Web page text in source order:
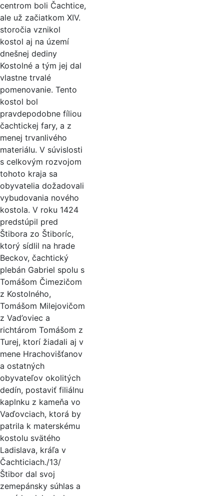
centrom boli Čachtice,
ale už začiatkom XIV.
storočia vznikol
kostol aj na území
dnešnej dediny
Kostolné a tým jej dal
vlastne trvalé
pomenovanie. Tento
kostol bol
pravdepodobne fíliou
čachtickej fary, a z
menej trvanlivého
materiálu. V súvislosti
s celkovým rozvojom
tohoto kraja sa
obyvatelia dožadovali
vybudovania nového
kostola. V roku 1424
predstúpil pred
Štibora zo Štiboríc,
ktorý sídlil na hrade
Beckov, čachtický
plebán Gabriel spolu s
Tomášom Čimezičom
z Kostolného,
Tomášom Milejovičom
z Vad’oviec a
richtárom Tomášom z
Turej, ktorí žiadali aj v
mene Hrachovišťanov
a ostatných
obyvateľov okolitých
dedín, postaviť filiálnu
kaplnku z kameňa vo
Vaďovciach, ktorá by
patrila k materskému
kostolu svätého
Ladislava, kráľa v
Čachticiach./13/
Štibor dal svoj
zemepánsky súhlas a